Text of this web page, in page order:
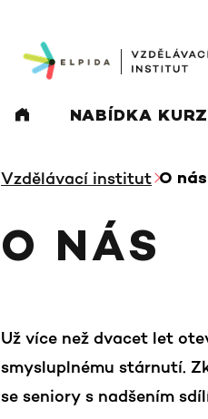
NABÍDKA
Vzdělávací institut O nás
O NÁS
Už více než dvacet let
smysluplnému stárnutí.
se seniory s nadšením